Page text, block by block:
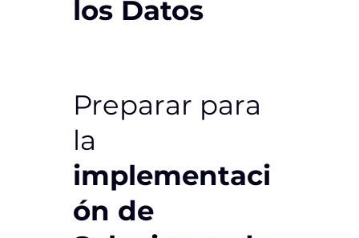
los Datos
Preparar para
la
implementaci
ón de